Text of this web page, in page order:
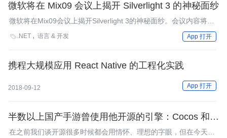
微软将在 Mix09 会议上揭开 Silverlight 3 的神秘面纱
微软将在Mix09会议上揭开Silverlight 3的神秘面纱。会议内容将会
涉及Silverlight 3中图形处理的提升、增强的媒体功能和改进的应用
 .NET 语言 & 开发 App 打开
携程大规模应用 React Native 的工程化实践
2018-09-12 App 打开
半数以上国产手游曾使用他开源的引擎：Cocos 和王
哲的故事
在之前我们谈开源很多时候都会用情怀、理想的字眼，但在今天这